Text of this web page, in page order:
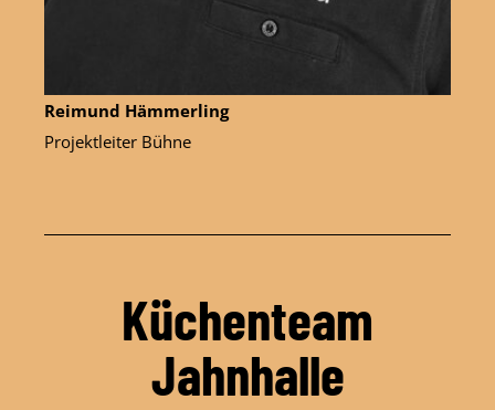
Reimund Hämmerling
Projektleiter Bühne
Küchenteam
Jahnhalle